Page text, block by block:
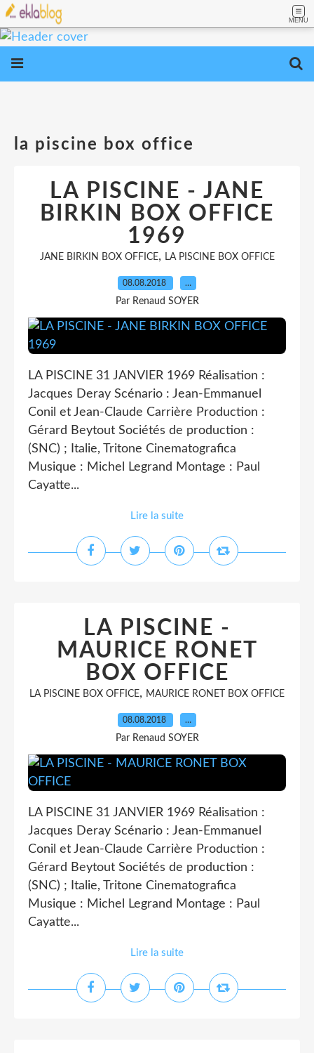
MENU
la piscine box office
LA PISCINE - JANE
BIRKIN BOX OFFICE
1969
JANE BIRKIN BOX OFFICE, LA PISCINE BOX OFFICE
08.08.2018 …
Par Renaud SOYER
LA PISCINE 31 JANVIER 1969 Réalisation :
Jacques Deray Scénario : Jean-Emmanuel
Conil et Jean-Claude Carrière Production :
Gérard Beytout Sociétés de production :
(SNC) ; Italie, Tritone Cinematografica
Musique : Michel Legrand Montage : Paul
Cayatte...
Lire la suite
LA PISCINE -
MAURICE RONET
BOX OFFICE
LA PISCINE BOX OFFICE, MAURICE RONET BOX OFFICE
08.08.2018 …
Par Renaud SOYER
LA PISCINE 31 JANVIER 1969 Réalisation :
Jacques Deray Scénario : Jean-Emmanuel
Conil et Jean-Claude Carrière Production :
Gérard Beytout Sociétés de production :
(SNC) ; Italie, Tritone Cinematografica
Musique : Michel Legrand Montage : Paul
Cayatte...
Lire la suite